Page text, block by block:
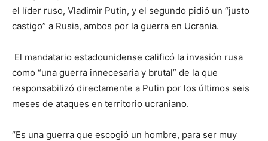
el líder ruso, Vladimir Putin, y el segundo pidió un “justo
castigo” a Rusia, ambos por la guerra en Ucrania.
El mandatario estadounidense calificó la invasión rusa
como “una guerra innecesaria y brutal” de la que
responsabilizó directamente a Putin por los últimos seis
meses de ataques en territorio ucraniano.
“Es una guerra que escogió un hombre, para ser muy